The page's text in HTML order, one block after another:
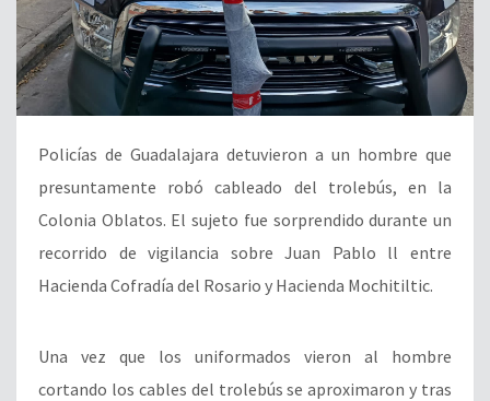
Policías de Guadalajara detuvieron a un hombre que
presuntamente robó cableado del trolebús, en la
Colonia Oblatos. El sujeto fue sorprendido durante un
recorrido de vigilancia sobre Juan Pablo ll entre
Hacienda Cofradía del Rosario y Hacienda Mochitiltic.
Una vez que los uniformados vieron al hombre
cortando los cables del trolebús se aproximaron y tras